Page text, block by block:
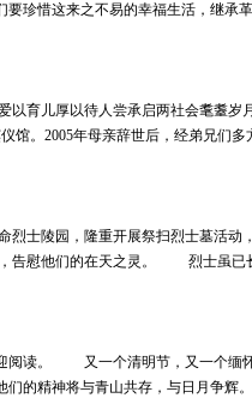
珍惜这来之不易的幸福生活，继承
育儿厚以待人尝承启两社会耄耋岁
馆。2005年母亲辞世后，经弟兄们
陵园，隆重开展祭扫烈士墓活动
告慰他们的在天之灵。 烈士虽已
阅读。 又一个清明节，又一个缅
们的精神将与青山共存，与日月